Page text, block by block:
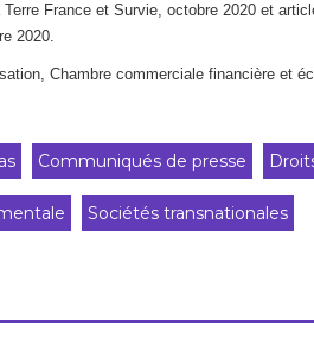
France et Survie, octobre 2020 et
2020.
Chambre commerciale financière et
Communiqués de presse
Sociétés transnationales